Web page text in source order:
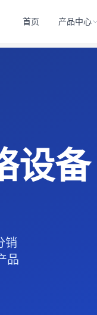
首页 产品中心
设备
销
品